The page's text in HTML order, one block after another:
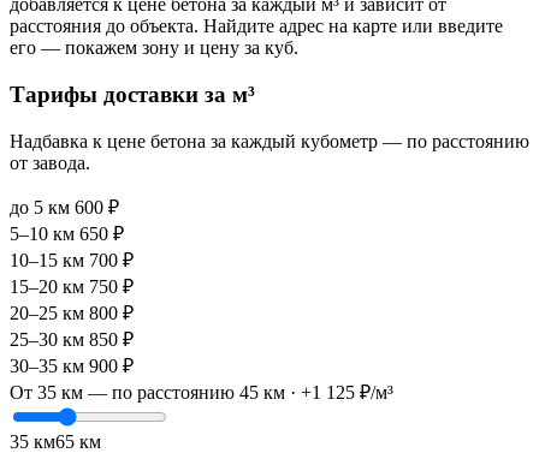
добавляется к цене бетона за каждый м³ и зависит от
расстояния до объекта. Найдите адрес на карте или введите
его — покажем зону и цену за куб.
Тарифы доставки за м³
Надбавка к цене бетона за каждый кубометр — по расстоянию
от завода.
до 5 км 600 ₽
5–10 км 650 ₽
10–15 км 700 ₽
15–20 км 750 ₽
20–25 км 800 ₽
25–30 км 850 ₽
30–35 км 900 ₽
От 35 км — по расстоянию 45 км · +1 125 ₽/м³
35 км65 км